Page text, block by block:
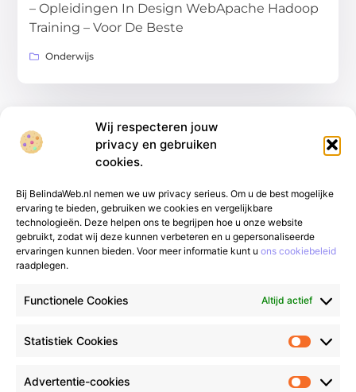
Wij respecteren jouw
privacy en gebruiken
cookies.
Bij BelindaWeb.nl nemen we uw privacy serieus. Om u de best mogelijke
ervaring te bieden, gebruiken we cookies en vergelijkbare
technologieën. Deze helpen ons te begrijpen hoe u onze website
gebruikt, zodat wij deze kunnen verbeteren en u gepersonaliseerde
ervaringen kunnen bieden. Voor meer informatie kunt u ons cookiebeleid
raadplegen.
Functionele Cookies Altijd actief
Statistiek Cookies
Advertentie-cookies
– Opleidingen In Design WebApache Hadoop
Training – Voor De Beste
Onderwijs
Van alledaags tot bijzonder – lees het op
gfgmarketing.nl.
te bieden heeft.